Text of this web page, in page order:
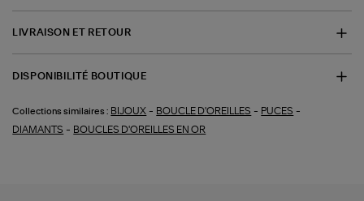
LIVRAISON ET RETOUR
DISPONIBILITÉ BOUTIQUE
Collections similaires : BIJOUX - BOUCLE D'OREILLES - PUCES -
DIAMANTS - BOUCLES D'OREILLES EN OR